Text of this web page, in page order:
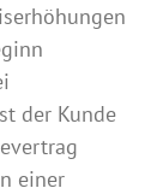
der Kunde
einer